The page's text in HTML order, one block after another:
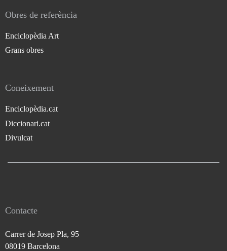
Obres de referència
Enciclopèdia Art
Grans obres
Coneixement
Enciclopèdia.cat
Diccionari.cat
Divulcat
Contacte
Carrer de Josep Pla, 95
08019 Barcelona